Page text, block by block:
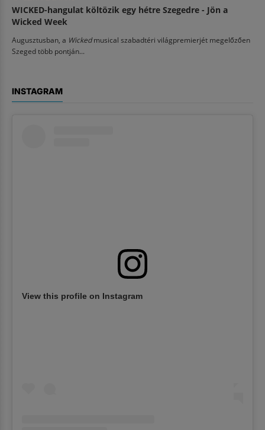
WICKED-hangulat költözik egy hétre Szegedre - Jön a
Wicked Week
Augusztusban, a Wickedmusical szabadtéri világpremierjét megelőzően
Szeged több pontján...
INSTAGRAM
View this profile on Instagram